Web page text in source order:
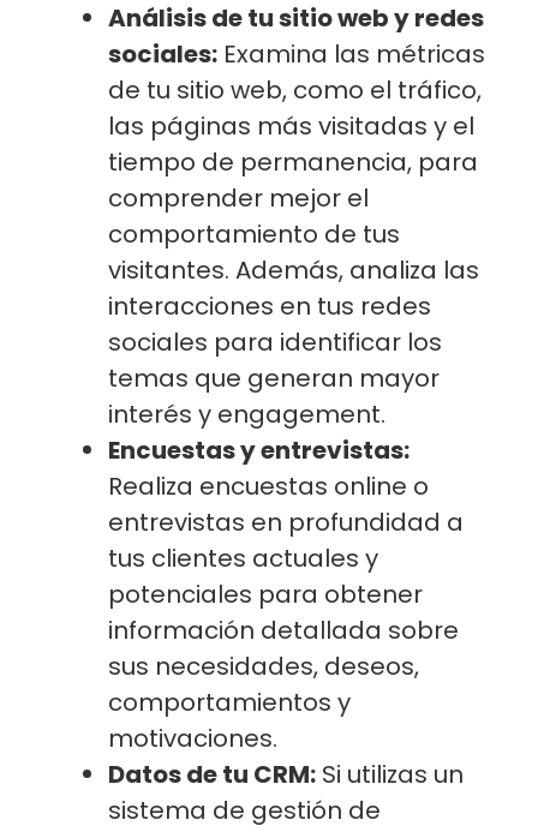
Análisis de tu sitio web y redes
sociales: Examina las métricas
de tu sitio web, como el tráfico,
las páginas más visitadas y el
tiempo de permanencia, para
comprender mejor el
comportamiento de tus
visitantes. Además, analiza las
interacciones en tus redes
sociales para identificar los
temas que generan mayor
interés y engagement.
Encuestas y entrevistas:
Realiza encuestas online o
entrevistas en profundidad a
tus clientes actuales y
potenciales para obtener
información detallada sobre
sus necesidades, deseos,
comportamientos y
motivaciones.
Datos de tu CRM: Si utilizas un
sistema de gestión de